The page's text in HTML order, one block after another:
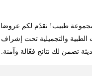
طبيب! نقدّم لكم عروضا
والتجميلية تحت إشراف
لك نتائج فعّالة وآمنة.